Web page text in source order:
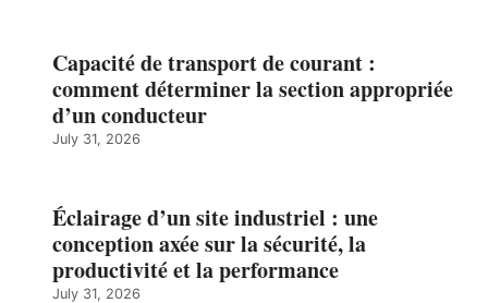
Capacité de transport de courant :
comment déterminer la section appropriée
d’un conducteur
July 31, 2026
Éclairage d’un site industriel : une
conception axée sur la sécurité, la
productivité et la performance
July 31, 2026